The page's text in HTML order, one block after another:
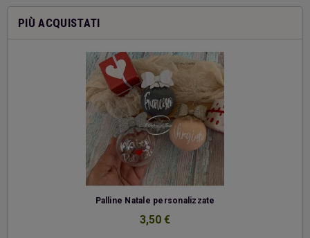
PIÙ ACQUISTATI
Palline Natale personalizzate
3,50 €